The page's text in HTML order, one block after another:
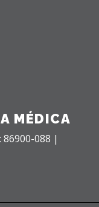
MÉDICA
86900-088 |